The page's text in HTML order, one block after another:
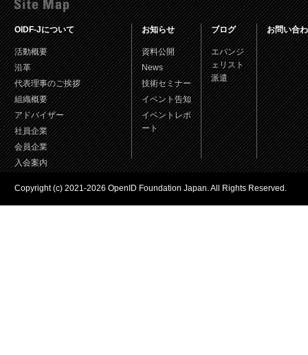
OIDF-Jについて
活動概要
沿革
代表理事のご挨拶
組織概要
アドバイザー
社員企業
会員企業
入会案内
お知らせ
資料公開
News
技術セミナー
イベント告知
イベントレポ
ート
ブログ
エバンジ
ェリスト
派遣
お問い合
Copyright (c) 2021-2026 OpenID Foundation Japan. All Rights Reserved.